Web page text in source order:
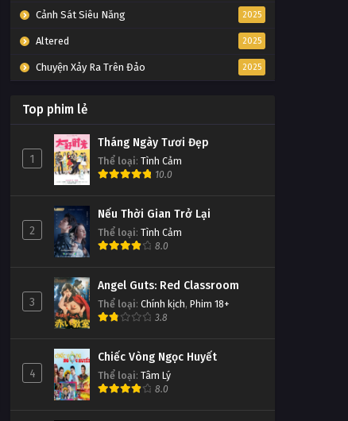
Cảnh Sát Siêu Năng 2025
Altered 2025
Chuyện Xảy Ra Trên Đảo 2025
Top phim lẻ
1
Tháng Ngày Tươi Đẹp
Thể loại: Tình Cảm
10.0
2
Nếu Thời Gian Trở Lại
Thể loại: Tình Cảm
8.0
3
Angel Guts: Red Classroom
Thể loại: Chính kịch, Phim 18+
3.8
4
Chiếc Vòng Ngọc Huyết
Thể loại: Tâm Lý
8.0